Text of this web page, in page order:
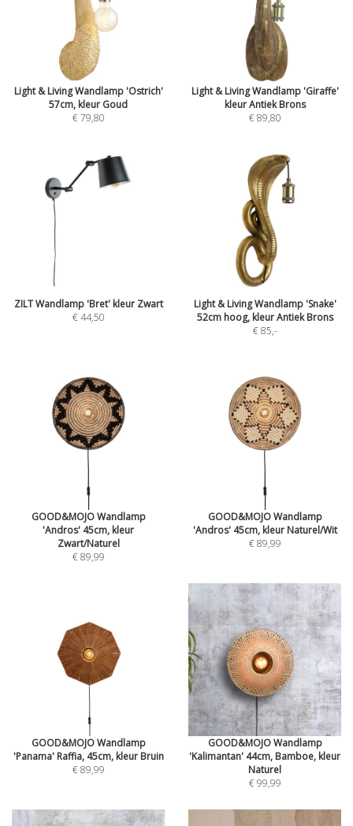
Light & Living Wandlamp 'Ostrich'
57cm, kleur Goud
€ 79,80
Light & Living Wandlamp 'Giraffe'
kleur Antiek Brons
€ 89,80
ZILT Wandlamp 'Bret' kleur Zwart
€ 44,50
Light & Living Wandlamp 'Snake'
52cm hoog, kleur Antiek Brons
€ 85,-
GOOD&MOJO Wandlamp
'Andros' 45cm, kleur
Zwart/Naturel
€ 89,99
GOOD&MOJO Wandlamp
'Andros' 45cm, kleur Naturel/Wit
€ 89,99
GOOD&MOJO Wandlamp
'Panama' Raffia, 45cm, kleur Bruin
€ 89,99
GOOD&MOJO Wandlamp
'Kalimantan' 44cm, Bamboe, kleur
Naturel
€ 99,99